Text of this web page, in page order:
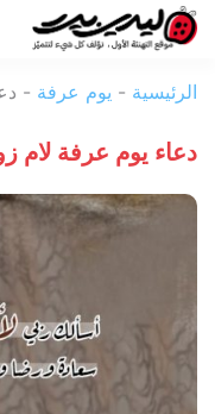
بيرد
الرئيسية - يوم عرفة -
دعاء يوم عرفة لام